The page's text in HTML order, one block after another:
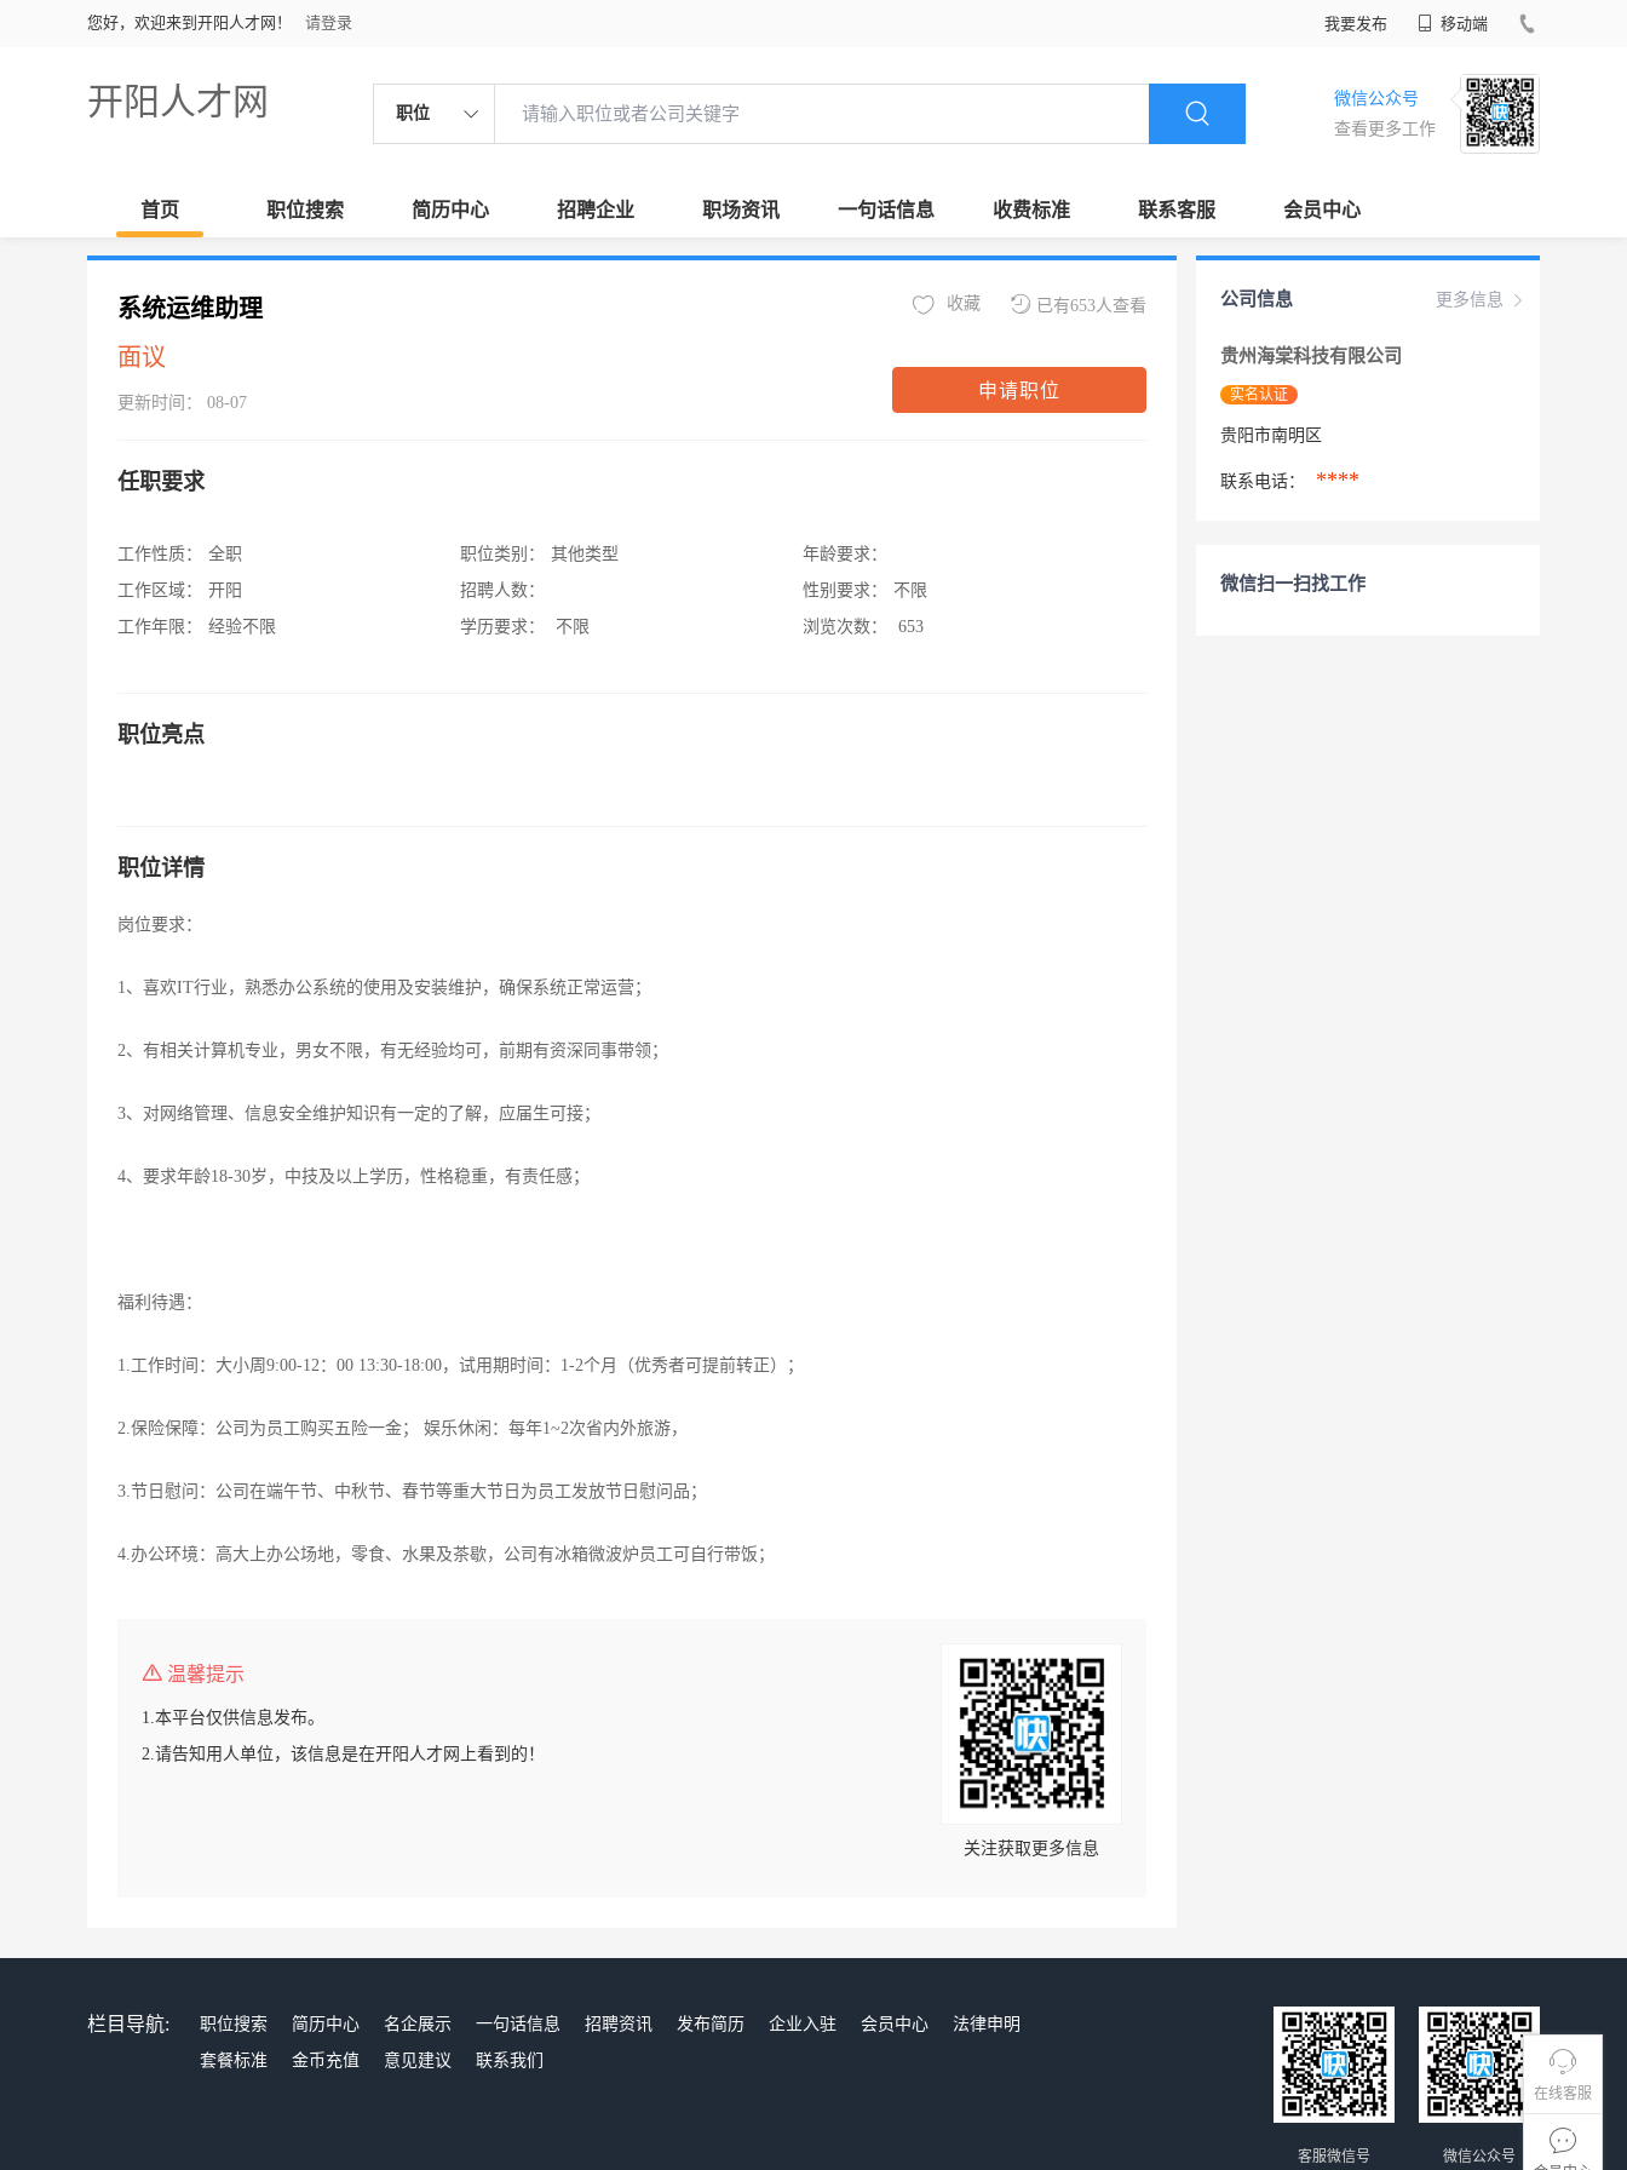
您好，欢迎来到开阳人才网！ 请登录 我要发布 移动端
开阳人才网 职位
微信公众号
查看更多工作
首页 职位搜索 简历中心 招聘企业 职场资讯 一句话信息 收费标准 联系客服 会员中心
在线客服
系统运维助理
面议
更新时间： 08-07
已有653人查看
收藏
申请职位
任职要求
工作性质：
全职
工作区域：
开阳
工作年限：
经验不限
职位类别：
其他类型
招聘人数：
学历要求：
不限
年龄要求：
性别要求：
不限
浏览次数：
653
职位亮点
职位详情
岗位要求：
1、喜欢IT行业，熟悉办公系统的使用及安装维护，确保系统正常运营；
2、有相关计算机专业，男女不限，有无经验均可，前期有资深同事带领；
3、对网络管理、信息安全维护知识有一定的了解，应届生可接；
4、要求年龄18-30岁，中技及以上学历，性格稳重，有责任感；
福利待遇：
1.工作时间：大小周9:00-12：00 13:30-18:00，试用期时间：1-2个月（优秀者可提前转正）；
2.保险保障：公司为员工购买五险一金； 娱乐休闲：每年1~2次省内外旅游，
3.节日慰问：公司在端午节、中秋节、春节等重大节日为员工发放节日慰问品；
4.办公环境：高大上办公场地，零食、水果及茶歇，公司有冰箱微波炉员工可自行带饭；
温馨提示
1.本平台仅供信息发布。
2.请告知用人单位，该信息是在开阳人才网上看到的！
关注获取更多信息
更多信息
公司信息
贵州海棠科技有限公司
实名认证
贵阳市南明区
联系电话： ****
微信扫一扫找工作
栏目导航: 职位搜索 简历中心 名企展示 一句话信息 招聘资讯 发布简历 企业入驻 会员中心
法律申明
套餐标准
金币充值 意见建议 联系我们
微信公众号
客服微信号